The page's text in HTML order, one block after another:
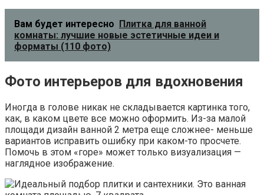
Вам будет интересно Плитка для ванной
комнаты: лучшие новые эстетичные идеи и
форматы (110 фото)
Фото интерьеров для вдохновения
Иногда в голове никак не складывается картинка того,
как, в каком цвете все можно оформить. Из-за малой
площади дизайн ванной 2 метра еще сложнее- меньше
вариантов исправить ошибку при каком-то просчете.
Помочь в этом «горе» может только визуализация —
наглядное изображение.